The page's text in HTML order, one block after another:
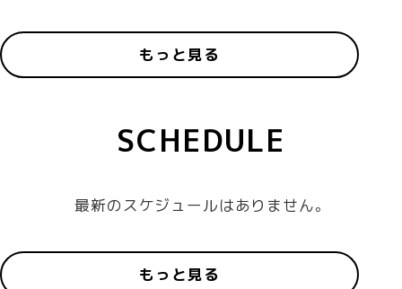
もっと見る
SCHEDULE
もっと見る
最新のスケジュールはありません。